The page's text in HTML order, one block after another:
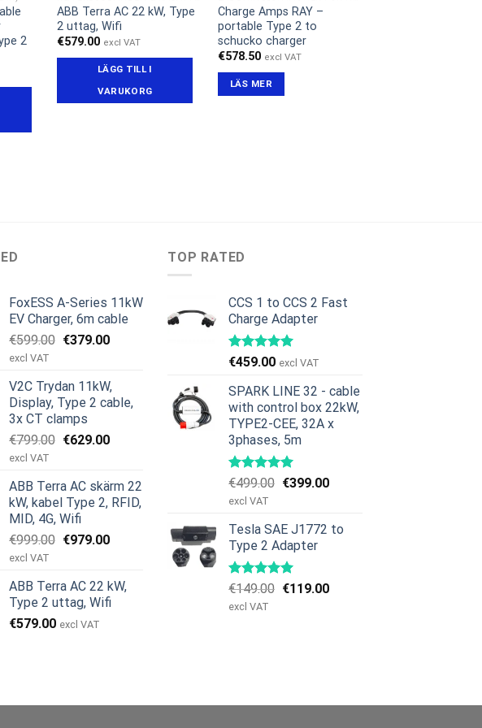
2
ABB Terra AC 22 kW, Type
2 uttag, Wifi
€579.00 excl VAT
LÄGG TILL I
VARUKORG
Charge Amps RAY –
portable Type 2 to
schucko charger
€578.50 excl VAT
LÄS MER
FoxESS A-Series 11kW
EV Charger, 6m cable
€599.00 Det
var:
€599.00.
€379.00Det
är:
€379.00.
excl VAT
V2C Trydan 11kW,
Display, Type 2 cable,
3x CT clamps
€799.00 Det
var:
€799.00.
€629.00Det
är:
€629.00.
excl VAT
ABB Terra AC skärm 22
kW, kabel Type 2, RFID,
MID, 4G, Wifi
€999.00 Det
var:
€999.00.
€979.00Det
är:
€979.00.
excl VAT
ABB Terra AC 22 kW,
Type 2 uttag, Wifi
€579.00 excl VAT
TOP RATED
CCS 1 to CCS 2 Fast
Charge Adapter
€459.00 excl VAT
SPARK LINE 32 - cable
with control box 22kW,
TYPE2-CEE, 32A x
3phases, 5m
€499.00 Det
var:
€499.00.
€399.00Det
är:
excl VAT
Tesla SAE J1772 to
Type 2 Adapter
€149.00 Det
€119.00Det
excl VAT